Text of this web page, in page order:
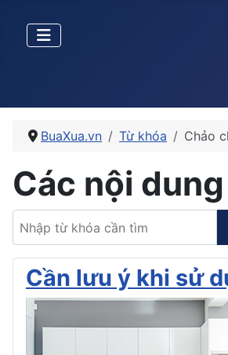
BuaXua.vn Từ khóa Chảo
Các nội
Nhập từ khóa cần tìm
Cần lưu ý khi sử